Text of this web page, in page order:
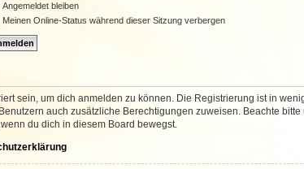
Angemeldet bleiben
Meinen Online-Status während dieser Sitzung verbergen
sein, um dich anmelden zu können. Die Registrierung ist in
auch zusätzliche Berechtigungen zuweisen. Beachte
du dich in diesem Board bewegst.